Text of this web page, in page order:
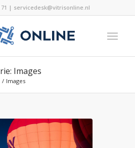
71 | servicedesk@vitrisonline.nl
Images
/ Images